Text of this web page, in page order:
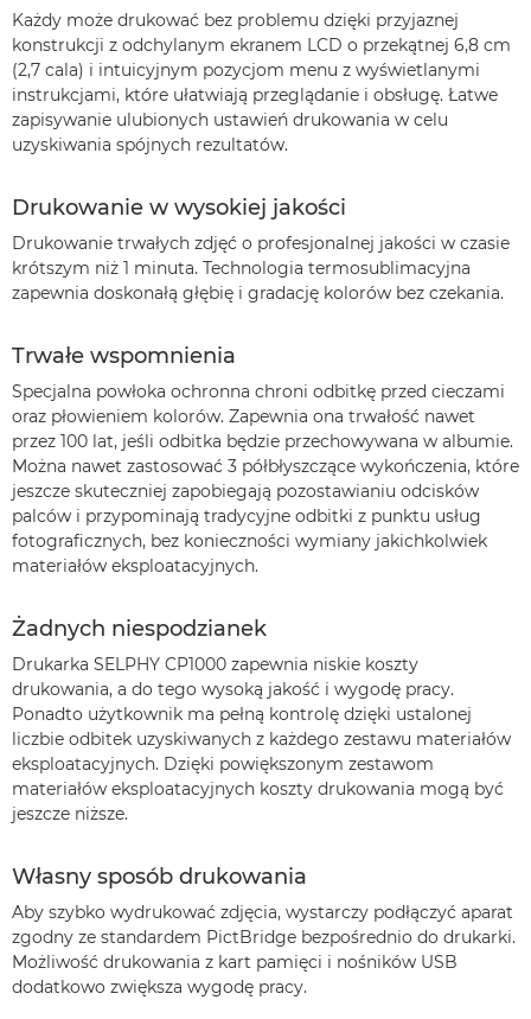
Każdy może drukować bez problemu dzięki przyjaznej
konstrukcji z odchylanym ekranem LCD o przekątnej 6,8 cm
(2,7 cala) i intuicyjnym pozycjom menu z wyświetlanymi
instrukcjami, które ułatwiają przeglądanie i obsługę. Łatwe
zapisywanie ulubionych ustawień drukowania w celu
uzyskiwania spójnych rezultatów.
Drukowanie w wysokiej jakości
Drukowanie trwałych zdjęć o profesjonalnej jakości w czasie
krótszym niż 1 minuta. Technologia termosublimacyjna
zapewnia doskonałą głębię i gradację kolorów bez czekania.
Trwałe wspomnienia
Specjalna powłoka ochronna chroni odbitkę przed cieczami
oraz płowieniem kolorów. Zapewnia ona trwałość nawet
przez 100 lat, jeśli odbitka będzie przechowywana w albumie.
Można nawet zastosować 3 półbłyszczące wykończenia, które
jeszcze skuteczniej zapobiegają pozostawianiu odcisków
palców i przypominają tradycyjne odbitki z punktu usług
fotograficznych, bez konieczności wymiany jakichkolwiek
materiałów eksploatacyjnych.
Żadnych niespodzianek
Drukarka SELPHY CP1000 zapewnia niskie koszty
drukowania, a do tego wysoką jakość i wygodę pracy.
Ponadto użytkownik ma pełną kontrolę dzięki ustalonej
liczbie odbitek uzyskiwanych z każdego zestawu materiałów
eksploatacyjnych. Dzięki powiększonym zestawom
materiałów eksploatacyjnych koszty drukowania mogą być
jeszcze niższe.
Własny sposób drukowania
Aby szybko wydrukować zdjęcia, wystarczy podłączyć aparat
zgodny ze standardem PictBridge bezpośrednio do drukarki.
Możliwość drukowania z kart pamięci i nośników USB
dodatkowo zwiększa wygodę pracy.